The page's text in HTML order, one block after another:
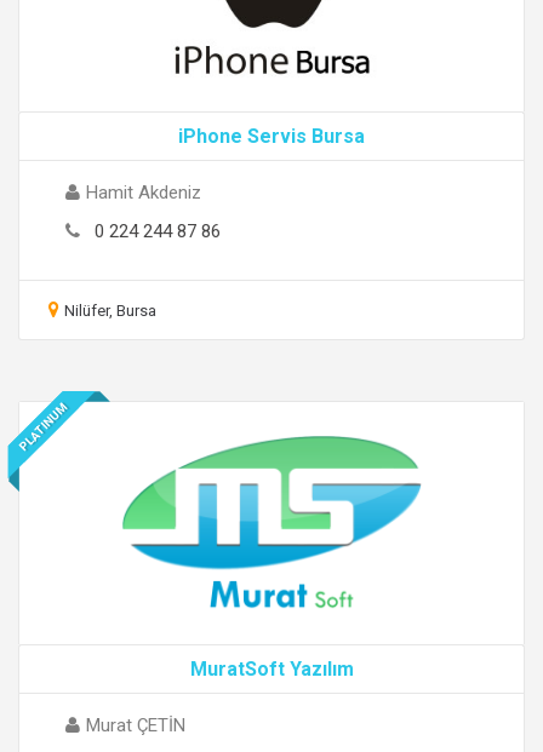
iPhone Servis Bursa
Hamit Akdeniz
0 224 244 87 86
Nilüfer, Bursa
PLATINUM
MuratSoft Yazılım
Murat ÇETİN